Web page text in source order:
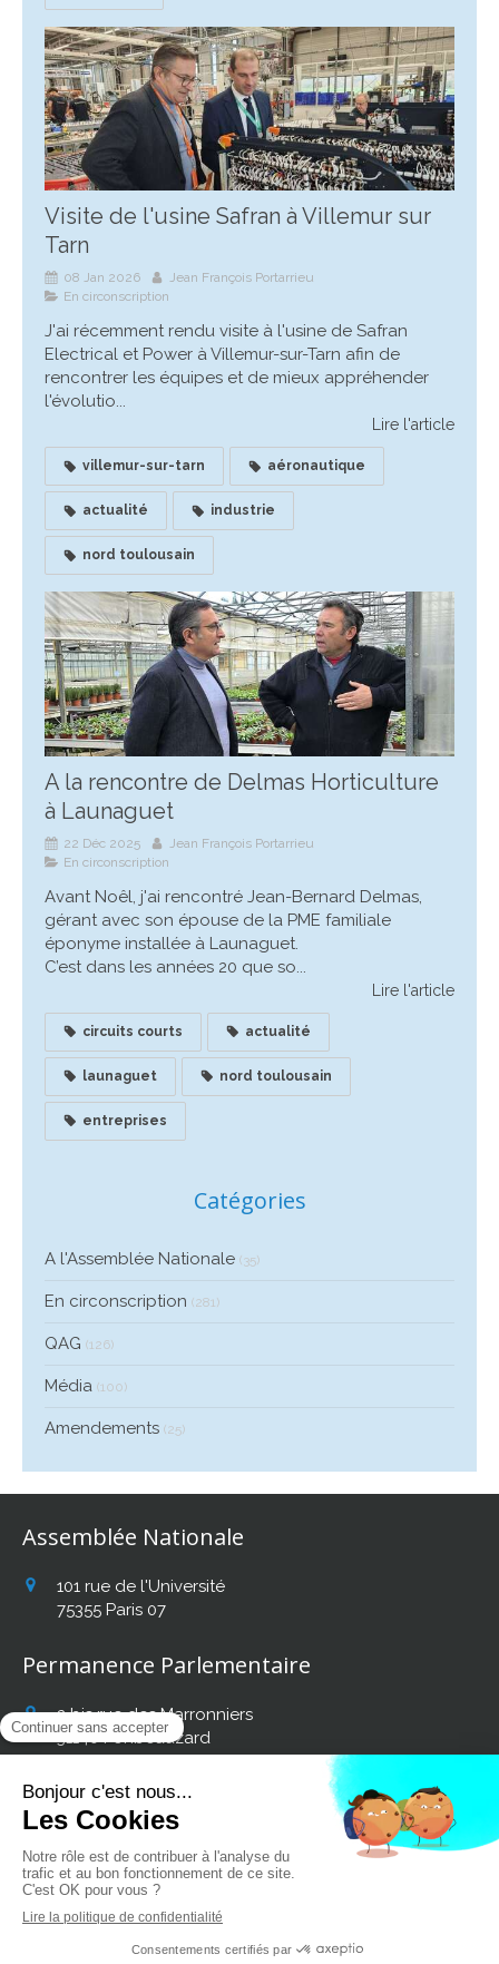
Visite de l'usine Safran à Villemur sur
Tarn
08 Jan 2026
Jean François Portarrieu
En circonscription
J'ai récemment rendu visite à l'usine de Safran
Electrical et Power à Villemur-sur-Tarn afin de
rencontrer les équipes et de mieux appréhender
l'évolutio...
Lire l'article
villemur-sur-tarn aéronautique
actualité industrie
nord toulousain
A la rencontre de Delmas Horticulture
à Launaguet
22 Déc 2025
Jean François Portarrieu
En circonscription
Avant Noêl, j'ai rencontré Jean-Bernard Delmas,
gérant avec son épouse de la PME familiale
éponyme installée à Launaguet.
C’est dans les années 20 que so...
Lire l'article
circuits courts actualité
launaguet nord toulousain
entreprises
Catégories
A l'Assemblée Nationale (35)
En circonscription (281)
QAG (126)
Média (100)
Amendements (25)
Assemblée Nationale
101 rue de l'Université
75355 Paris 07
Permanence Parlementaire
2 bis rue des Marronniers
31140 Fonbeauzard
Retrouvez mon actualité
sur les réseaux sociaux :